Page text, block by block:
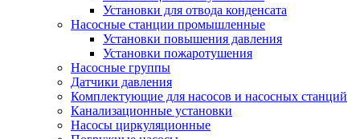
Установки для отвода конденсата
Насосные станции промышленные
Установки повышения давления
Установки пожаротушения
Насосные группы
Датчики давления
Комплектующие для насосов и насосных станций
Канализационные установки
Насосы циркуляционные